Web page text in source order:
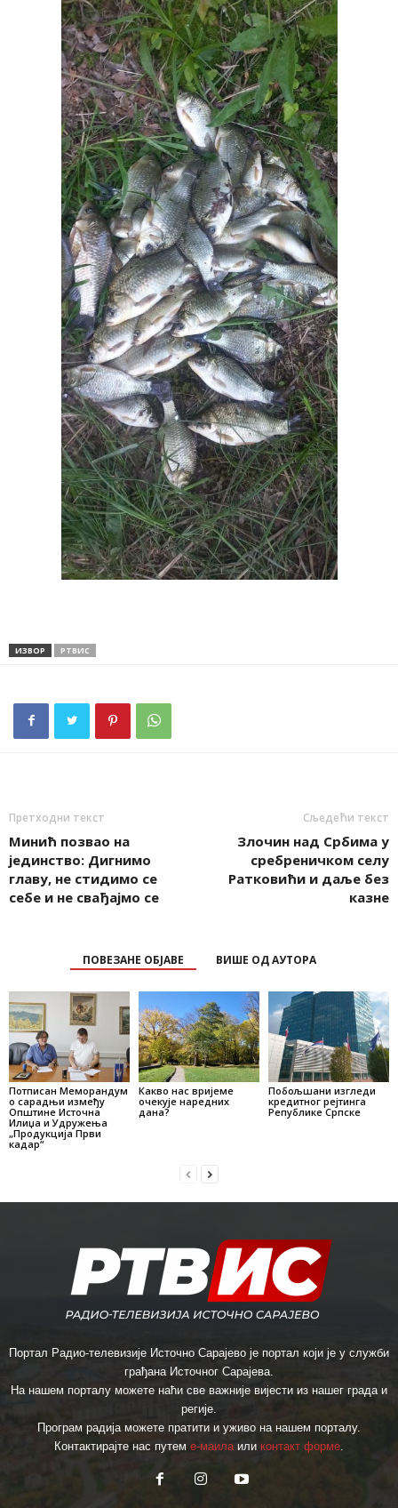
ИЗВОР РТВИС
Претходни текст
Минић позвао на
јединство: Дигнимо
главу, не стидимо се
себе и не свађајмо се
Сљедећи текст
Злочин над Србима у
сребреничком селу
Ратковићи и даље без
казне
ПОВЕЗАНЕ ОБЈАВЕ ВИШЕ ОД АУТОРА
Потписан Меморандум
о сарадњи између
Општине Источна
Илиџа и Удружења
„Продукција Први
кадар“
Какво нас вријеме
очекује наредних
дана?
Побољшани изгледи
кредитног рејтинга
Републике Српске
Портал Радио-телевизије Источно Сарајево је портал који је у служби
грађана Источног Сарајева.
На нашем порталу можете наћи све важније вијести из нашег града и
регије.
Програм радија можете пратити и уживо на нашем порталу.
Контактирајте нас путем е-маила или контакт форме